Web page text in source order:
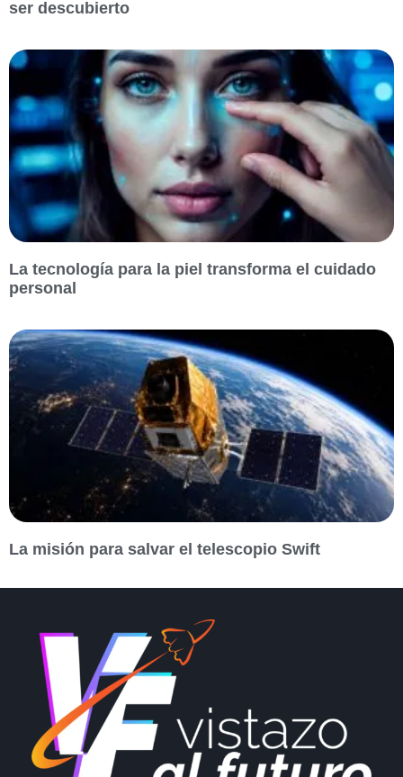
ser descubierto
La tecnología para la piel transforma el cuidado
personal
La misión para salvar el telescopio Swift